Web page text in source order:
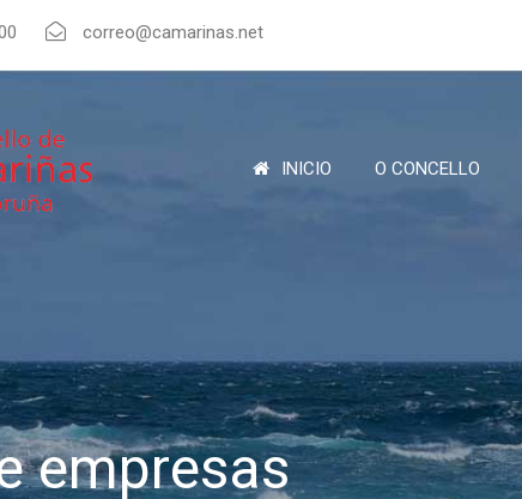
correo@camarinas.net
INICIO O CONCELLO
empresas